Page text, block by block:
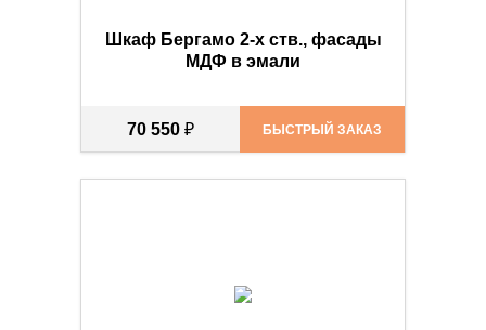
Шкаф Бергамо 2-х ств., фасады
МДФ в эмали
70 550 ₽ БЫСТРЫЙ ЗАКАЗ